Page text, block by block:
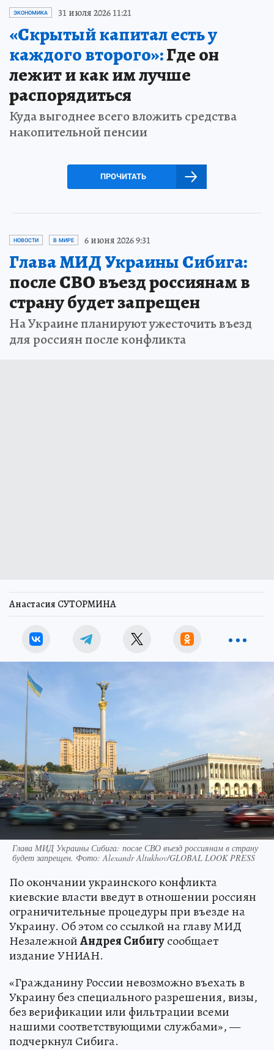
ЭКОНОМИКА 31 июля 2026 11:21
«Скрытый капитал есть у
каждого второго»:Где он
лежит и как им лучше
распорядиться
Куда выгоднее всего вложить средства
накопительной пенсии
ПРОЧИТАТЬ
НОВОСТИ В МИРЕ 6 июня 2026 9:31
Глава МИД Украины Сибига:
после СВО въезд россиянам в
страну будет запрещен
На Украине планируют ужесточить въезд
для россиян после конфликта
Анастасия СУТОРМИНА
Глава МИД Украины Сибига: после СВО въезд россиянам в страну
будет запрещен. Фото: Alexandr Altukhov/GLOBAL LOOK PRESS
По окончании украинского конфликта
киевские власти введут в отношении россиян
ограничительные процедуры при въезде на
Украину. Об этом со ссылкой на главу МИД
НезалежнойАндрея Сибигусообщает
издание УНИАН.
«Гражданину России невозможно въехать в
Украину без специального разрешения, визы,
без верификации или фильтрации всеми
нашими соответствующими службами», —
подчеркнул Сибига.